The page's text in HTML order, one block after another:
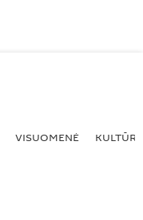
VISUOMENĖ KULTŪRA